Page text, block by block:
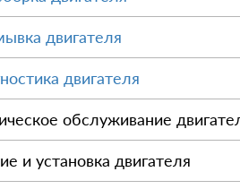
двигателя
двигателя
обслуживание
и установка двигателя